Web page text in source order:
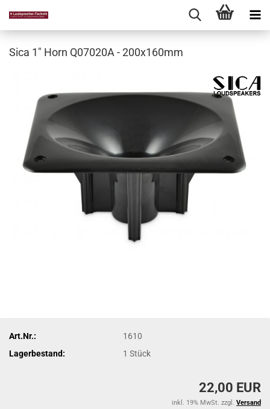
Sica 1" Horn Q07020A - 200x160mm
Art.Nr.:
1610
Lagerbestand:
1Stück
22,00 EUR
inkl. 19% MwSt. zzgl. Versand